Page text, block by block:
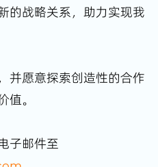
的战略关系，助力实现我
并愿意探索创造性的合作
值。
子邮件至